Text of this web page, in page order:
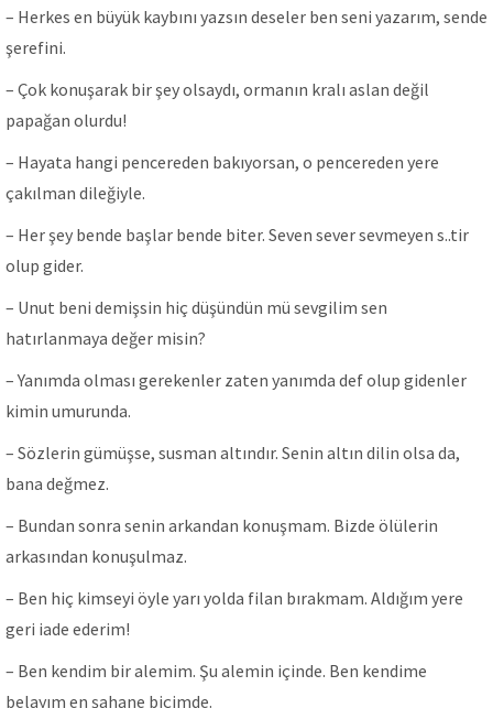
– Herkes en büyük kaybını yazsın deseler ben seni yazarım, sende
şerefini.
– Çok konuşarak bir şey olsaydı, ormanın kralı aslan değil
papağan olurdu!
– Hayata hangi pencereden bakıyorsan, o pencereden yere
çakılman dileğiyle.
– Her şey bende başlar bende biter. Seven sever sevmeyen s..tir
olup gider.
– Unut beni demişsin hiç düşündün mü sevgilim sen
hatırlanmaya değer misin?
– Yanımda olması gеrekenler zaten yanımda def olup gidenler
kimin umurunda.
– Sözlerin gümüşse, susman altındır. Senin altın dilin olsa da,
bana değmez.
– Bundan sonra senin arkandan konuşmam. Bizde ölülerin
arkasından konuşulmaz.
– Ben hiç kimseyi öyle yarı yolda filan bırakmam. Aldığım yere
geri iade ederim!
– Ben kendim bir alemim. Şu alemin içinde. Ben kendime
belayım en şahane biçimde.